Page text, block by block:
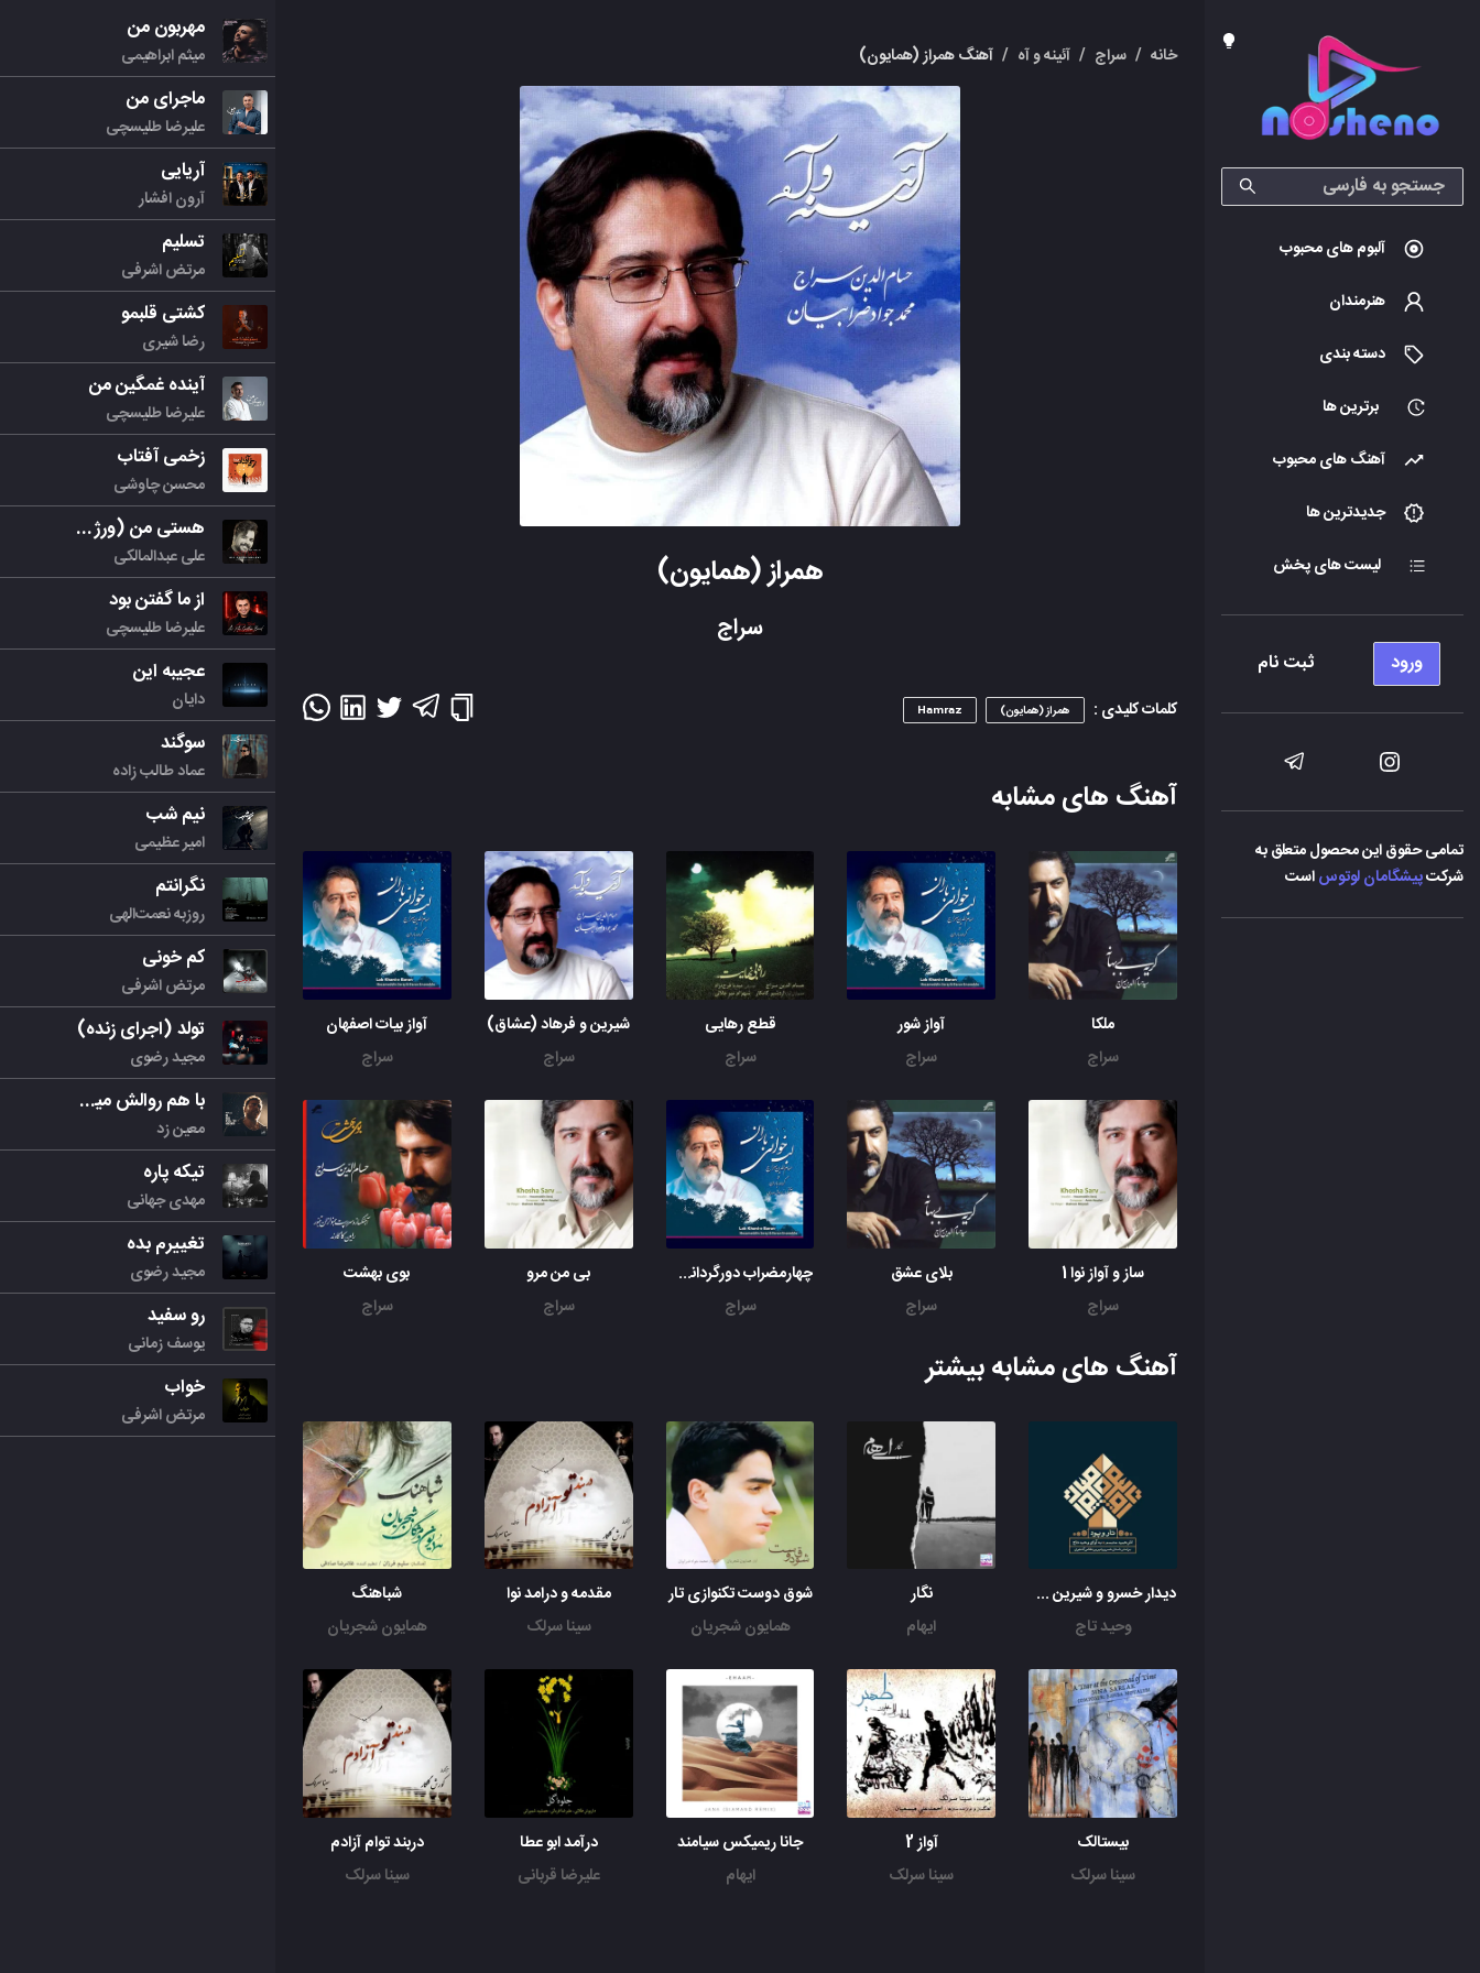
آلبوم های محبوب
هنرمندان
دسته بندی
برترین ها
آهنگ های محبوب
جدیدترین ها
لیست های پخش
ورود ثبت نام
تمامی حقوق این محصول متعلق به
شرکتپیشگامان لوتوساست
خانه / سراج / آئینه و آه / آهنگ همراز (همایون)
همراز (همایون)
سراج
کلمات کلیدی : همراز (همایون) Hamraz
آهنگ های مشابه
ملکا
سراج
آواز شور
سراج
قطع رهایی
سراج
شیرین و فرهاد (عشاق)
سراج
آواز بیات اصفهان
سراج
ساز و آواز نوا 1
سراج
بلای عشق
سراج
چهارمضراب دورگردانی به بیات اصفهان
سراج
بی من مرو
سراج
بوی بهشت
سراج
آهنگ های مشابه بیشتر
دیدار خسرو و شیرین در چشمه سار (پرده دوم)
وحید تاج
نگار
ایهام
شوق دوست تکنوازی تار
همایون شجریان
مقدمه و درامد نوا
سینا سرلک
شباهنگ
همایون شجریان
بیستالک
سینا سرلک
آواز 2
سینا سرلک
جانا ریمیکس سیامند
ایهام
درآمد ابو عطا
علیرضا قربانی
دربند توام آزادم
سینا سرلک
مهربون من
میثم ابراهیمی
ماجرای من
علیرضا طلیسچی
آریایی
آرون افشار
تسلیم
مرتض اشرفی
کشتی قلبمو
رضا شیری
آینده غمگین من
علیرضا طلیسچی
زخمی آفتاب
محسن چاوشی
هستی من (ورژن جدید)
علی عبدالمالکی
از ما گفتن بود
علیرضا طلیسچی
عجیبه این
دایان
سوگند
عماد طالب زاده
نیم شب
امیر عظیمی
نگرانتم
روزبه نعمت‌الهی
کم خونی
مرتض اشرفی
تولد (اجرای زنده)
مجید رضوی
با هم روالش میکنیم
معین زد
تیکه پاره
مهدی جهانی
تغییرم بده
مجید رضوی
رو سفید
یوسف زمانی
خواب
مرتض اشرفی